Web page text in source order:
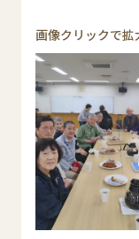
画像クリックで拡